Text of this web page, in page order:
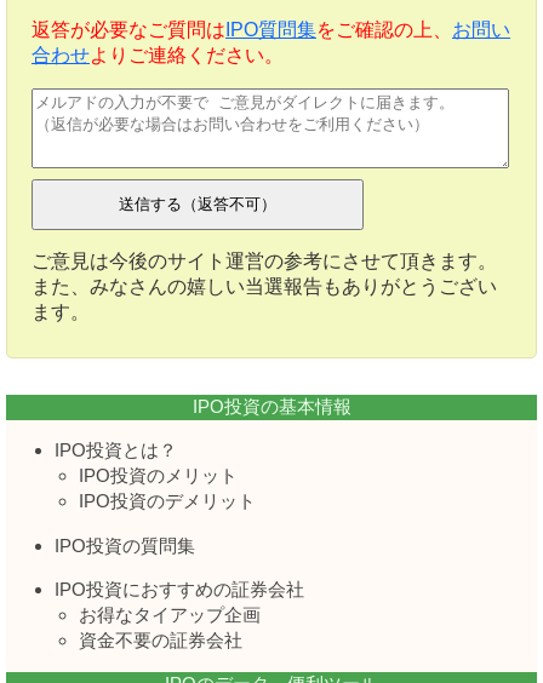
返答が必要なご質問は IPO質問集をご確認の上、 お問い
合わせよりご連絡ください。
ご意見は今後のサイト運営の参考にさせて頂きます。
また、みなさんの嬉しい当選報告もありがとうござい
ます。
IPO投資の基本情報
IPO投資とは？
IPO投資のメリット
IPO投資のデメリット
IPO投資の質問集
IPO投資におすすめの証券会社
お得なタイアップ企画
資金不要の証券会社